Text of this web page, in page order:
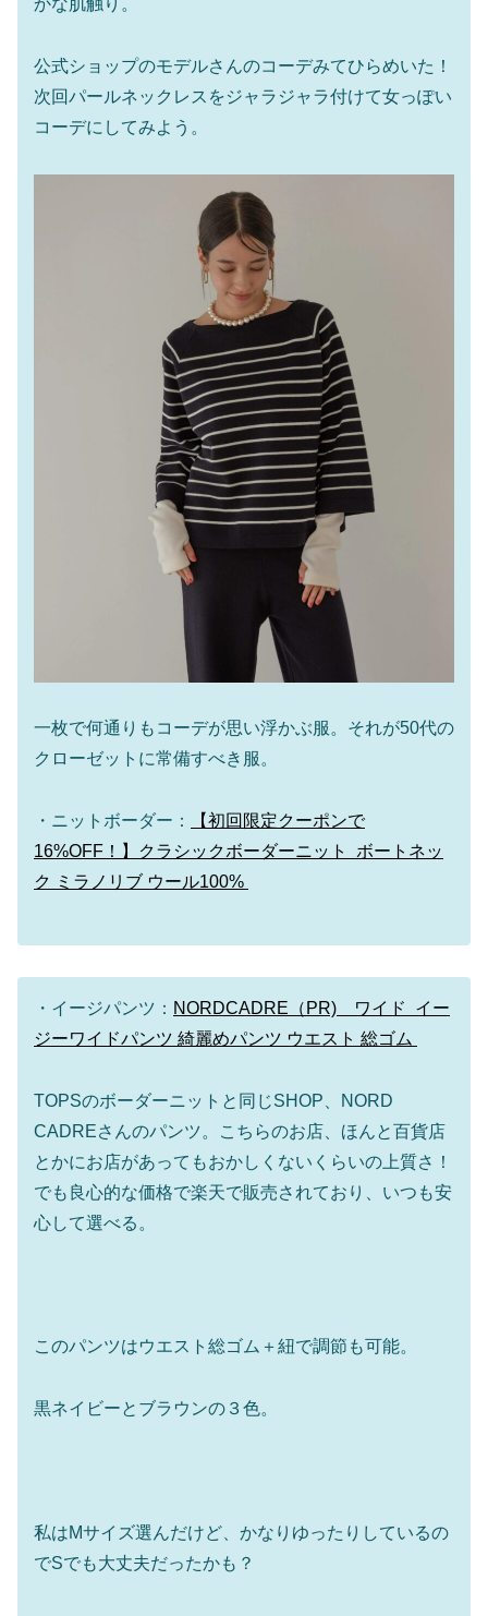
かな肌触り。
公式ショップのモデルさんのコーデみてひらめいた！
次回パールネックレスをジャラジャラ付けて女っぽい
コーデにしてみよう。
一枚で何通りもコーデが思い浮かぶ服。それが50代の
クローゼットに常備すべき服。
・ニットボーダー：
【初回限定クーポンで
16%OFF！】クラシックボーダーニット ボートネッ
ク ミラノリブ ウール100%
・イージパンツ： NORDCADRE（PR) ワイド イー
ジーワイドパンツ 綺麗めパンツ ウエスト 総ゴム
TOPSのボーダーニットと同じSHOP、NORD
CADREさんのパンツ。こちらのお店、ほんと百貨店
とかにお店があってもおかしくないくらいの上質さ！
でも良心的な価格で楽天で販売されており、いつも安
心して選べる。
このパンツはウエスト総ゴム＋紐で調節も可能。
黒ネイビーとブラウンの３色。
私はMサイズ選んだけど、かなりゆったりしているの
でSでも大丈夫だったかも？